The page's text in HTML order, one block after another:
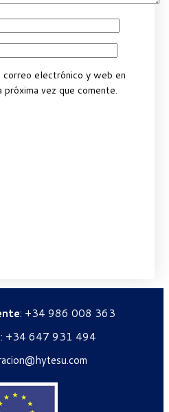
correo electrónico y web en
vez que comente.
: +34 986 008 363
+34 647 931 494